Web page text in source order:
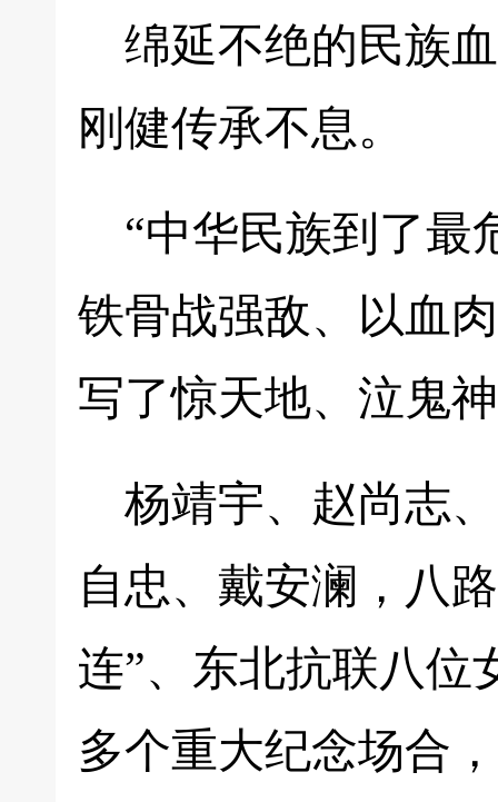
绵延不绝的民族
刚健传承不息。
“中华民族到了最
铁骨战强敌、以血
写了惊天地、泣鬼
杨靖宇、赵尚志
自忠、戴安澜，八
连”、东北抗联八
多个重大纪念场合